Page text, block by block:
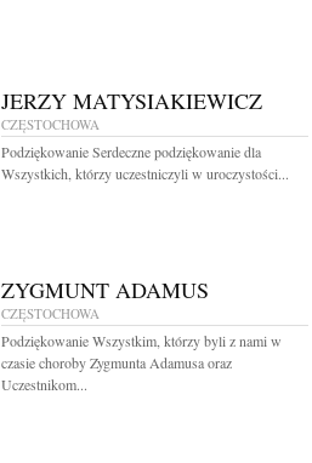
JERZY MATYSIAKIEWICZ
CZĘSTOCHOWA
Podziękowanie Serdeczne podziękowanie dla
Wszystkich, którzy uczestniczyli w uroczystości...
ZYGMUNT ADAMUS
CZĘSTOCHOWA
Podziękowanie Wszystkim, którzy byli z nami w
czasie choroby Zygmunta Adamusa oraz
Uczestnikom...